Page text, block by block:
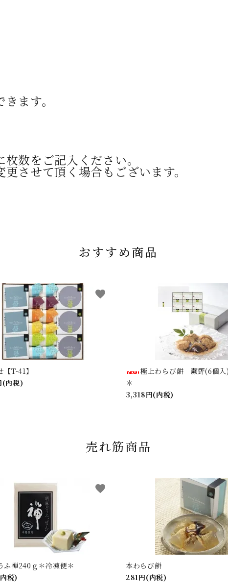
ます。
数をご記入ください。
させて頂く場合もございます。
おすすめ商品
T-41】
(内税)
favorite
極上わらび餅 蕨野(6個入
＊
3,318円(内税)
売れ筋商品
ふ禅240ｇ＊冷凍便＊
税)
favorite
本わらび餅
281円(内税)